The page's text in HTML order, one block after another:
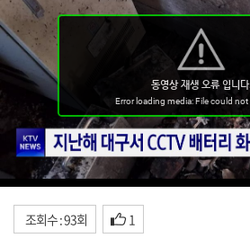
조회수 : 93회 1